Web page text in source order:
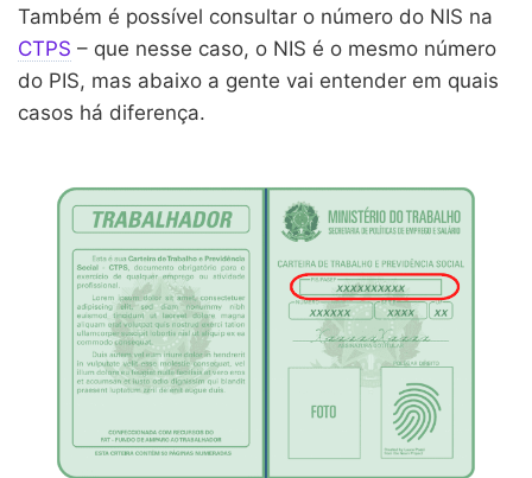
Também é possível consultar o número do NIS na
CTPS – que nesse caso, o NIS é o mesmo número
do PIS, mas abaixo a gente vai entender em quais
casos há diferença.